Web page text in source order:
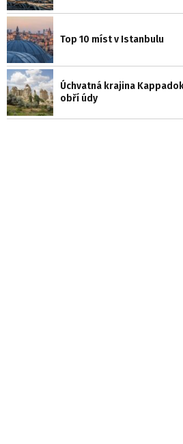
Top 10 míst v Istanbulu
Úchvatná krajina
obří údy